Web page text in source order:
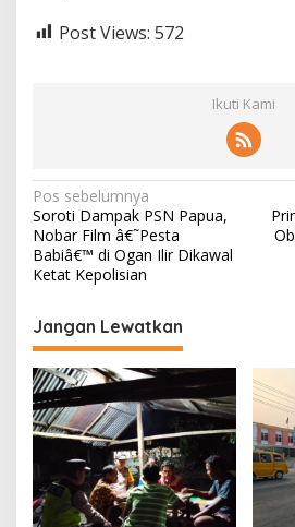
Post Views: 572
Ikuti Kami
N
a
v
g
a
s
i
p
o
s
Pos sebelumnya
Soroti Dampak PSN Papua,
Nobar Film â€˜Pesta
Babiâ€™ di Ogan Ilir Dikawal
Ketat Kepolisian
Jangan Lewatkan